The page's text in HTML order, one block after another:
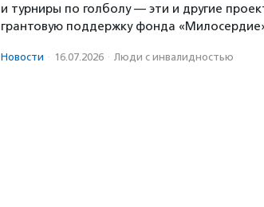
и турниры по голболу — эти и другие
грантовую поддержку фонда
Новости · 16.07.2026 · Люди с инвалидностью